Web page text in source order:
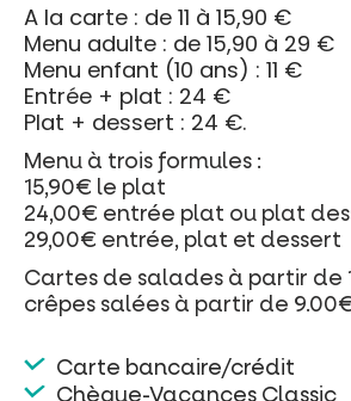
A la carte : de 11 à 15,90 €
Menu adulte : de 15,90 à 29 €
Menu enfant (10 ans) : 11 €
Entrée + plat : 24 €
Plat + dessert : 24 €.
Menu à trois formules :
15,90€ le plat
24,00€ entrée plat ou plat
29,00€ entrée, plat et dessert
Cartes de salades à partir de
crêpes salées à partir de
Carte bancaire/crédit
Chèque-Vacances Classic